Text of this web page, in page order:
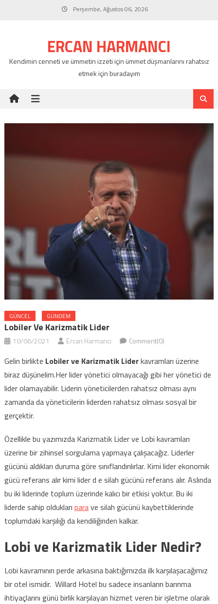
Perşembe, Ağustos 06, 2026
ERCAN HARMANCI
Kendimin cenneti ve ümmetin izzeti için ümmet düşmanlarını rahatsız
etmek için buradayım
GÜNCEL GÜNDEM
Lobiler Ve Karizmatik Lider
10/06/2021 Ercan Harmancı Comment(0)
Gelin birlikte Lobiler ve Karizmatik Liderkavramları üzerine
biraz düşünelim.Her lider yönetici olmayacağı gibi her yönetici de
lider olamayabilir. Liderin yöneticilerden rahatsız olması aynı
zamanda da yöneticilerin liderden rahatsız olması sosyal bir
gerçektir.
Özellikle bu yazımızda Karizmatik Lider ve Lobi kavramları
üzerine bir zihinsel sorgulama yapmaya çalışacağız. Liderler
gücünü aldıkları duruma göre sınıflandırılırlar. Kimi lider ekonomik
gücü referans alır kimi lider d e silah gücünü referans alır. Aslında
bu iki liderinde toplum üzerinde kalıcı bir etkisi yoktur. Bu iki
liderde sahip oldukları parave silah gücünü kaybettiklerinde
toplumdaki karşılığı da kendiliğinden kalkar.
Lobi ve Karizmatik Lider Nedir?
Lobi kavramının perde arkasına baktığımızda ilk karşılaşacağımız
bir otel ismidir. Willard Hotel bu sadece insanların barınma
ihtiyaçlarını günü birlik karşılayan hizmet veren bir işletme olarak